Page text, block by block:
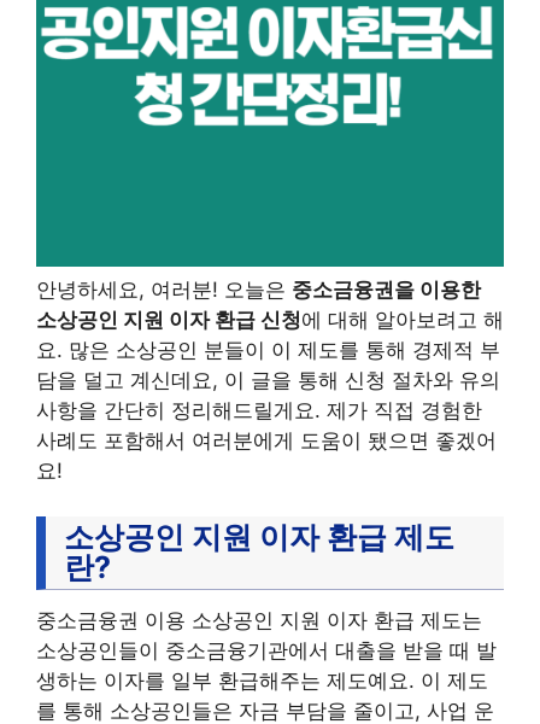
안녕하세요, 여러분! 오늘은 중소금융권을 이용한
소상공인 지원 이자 환급 신청에 대해 알아보려고 해
요. 많은 소상공인 분들이 이 제도를 통해 경제적 부
담을 덜고 계신데요, 이 글을 통해 신청 절차와 유의
사항을 간단히 정리해드릴게요. 제가 직접 경험한
사례도 포함해서 여러분에게 도움이 됐으면 좋겠어
요!
소상공인 지원 이자 환급 제도
란?
중소금융권 이용 소상공인 지원 이자 환급 제도는
소상공인들이 중소금융기관에서 대출을 받을 때 발
생하는 이자를 일부 환급해주는 제도예요. 이 제도
를 통해 소상공인들은 자금 부담을 줄이고, 사업 운